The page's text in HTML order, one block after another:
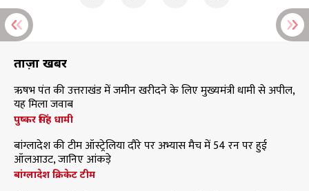
ताज़ा खबरें
ऋषभ पंत की उत्तराखंड में जमीन खरीदने के लिए मुख्यमंत्री धामी से अपील,
यह मिला जवाब
पुष्कर सिंह धामी
बांग्लादेश की टीम ऑस्ट्रेलिया दौरे पर अभ्यास मैच में 54 रन पर हुई
ऑलआउट, जानिए आंकड़े
बांग्लादेश क्रिकेट टीम